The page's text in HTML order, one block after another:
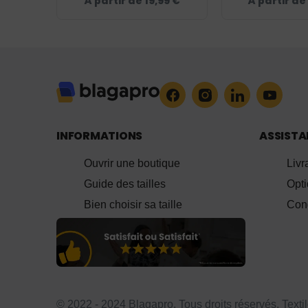
- BLEU
INFORMATIONS
Ouvrir une boutique
Guide des tailles
Bien choisir sa taille
© 2022 - 2024 Blagapro. Tous droits réservés.